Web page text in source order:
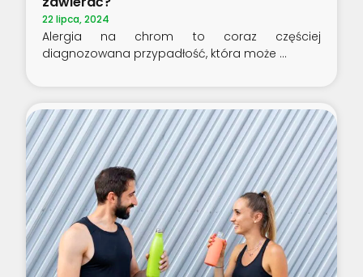
22 lipca, 2024
Alergia na chrom to coraz częściej
diagnozowana przypadłość, która może